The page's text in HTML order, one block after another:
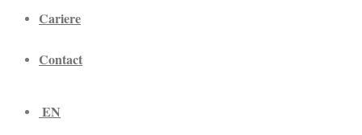
Cariere
Contact
EN